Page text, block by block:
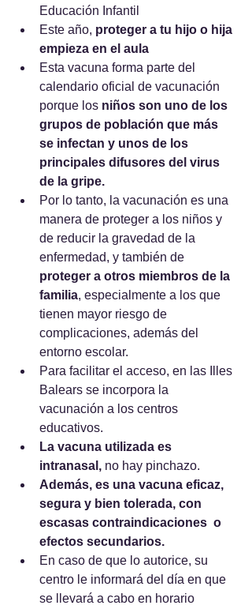
Educación Infantil
Este año, proteger a tu hijo o hija
empieza en el aula
Esta vacuna forma parte del
calendario oficial de vacunación
porque los niños son uno de los
grupos de población que más
se infectan y unos de los
principales difusores del virus
de la gripe.
Por lo tanto, la vacunación es una
manera de proteger a los niños y
de reducir la gravedad de la
enfermedad, y también de
proteger a otros miembros de la
familia, especialmente a los que
tienen mayor riesgo de
complicaciones, además del
entorno escolar.
Para facilitar el acceso, en las Illes
Balears se incorpora la
vacunación a los centros
educativos.
La vacuna utilizada es
intranasal, no hay pinchazo.
Además, es una vacuna eficaz,
segura y bien tolerada, con
escasas contraindicaciones  o
efectos secundarios.
En caso de que lo autorice, su
centro le informará del día en que
se llevará a cabo en horario